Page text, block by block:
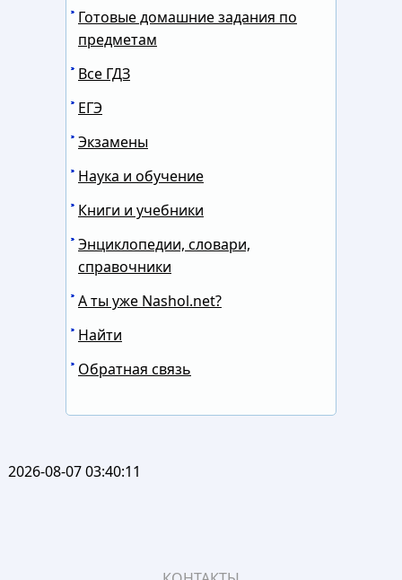
Готовые домашние задания по
предметам
Все ГДЗ
ЕГЭ
Экзамены
Наука и обучение
Книги и учебники
Энциклопедии, словари,
справочники
А ты уже Nashol.net?
Найти
Обратная связь
2026-08-07 03:40:11